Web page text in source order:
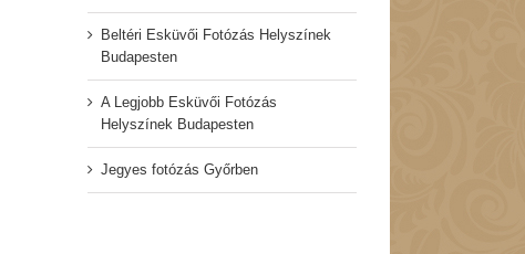
Beltéri Esküvői Fotózás Helyszínek
Budapesten
A Legjobb Esküvői Fotózás
Helyszínek Budapesten
Jegyes fotózás Győrben